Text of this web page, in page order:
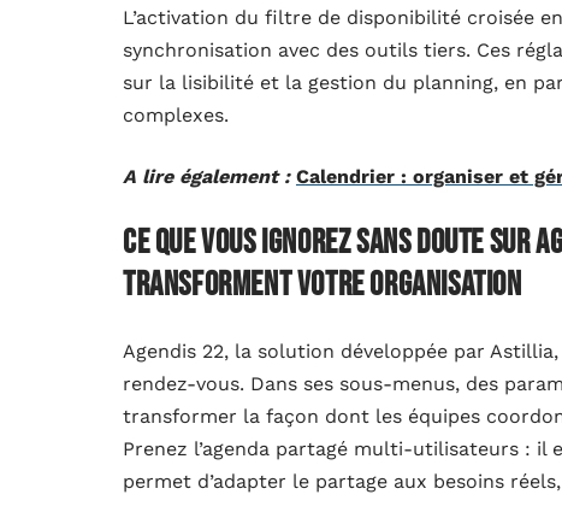
L’activation du filtre de disponibilité croisée
synchronisation avec des outils tiers. Ces
sur la lisibilité et la gestion du planning, en
complexes.
A lire également : Calendrier : organiser et
Ce que vous ignorez sans doute sur
transforment votre organisation
Agendis 22, la solution développée par
rendez-vous. Dans ses sous-menus, des
transformer la façon dont les équipes
Prenez l’agenda partagé multi-utilisateurs : il
permet d’adapter le partage aux besoins